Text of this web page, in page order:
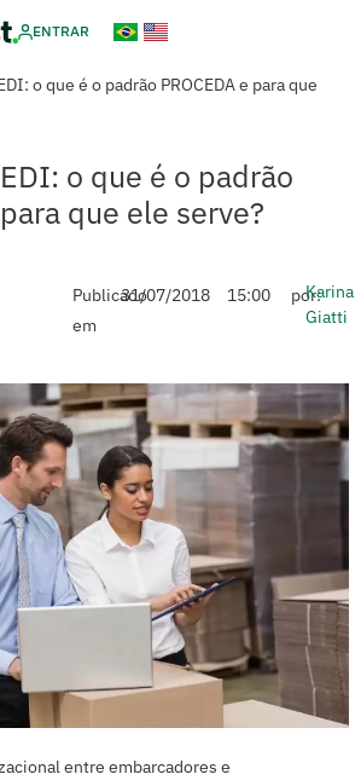
ENTRAR
o que é o padrão PROCEDA e para que
o que é o padrão
que ele serve?
Publicado
em
31/07/2018 15:00 por:Karina
Giatti
entre embarcadores e